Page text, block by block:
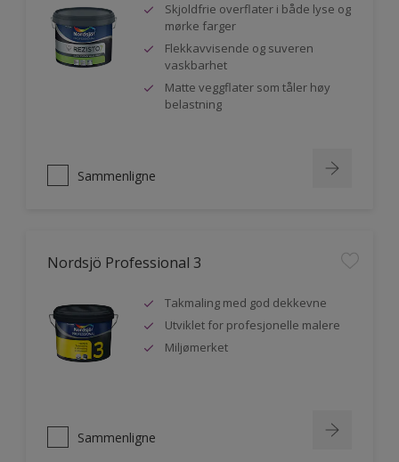
Skjoldfrie overflater i både lyse og
mørke farger
Flekkavvisende og suveren
vaskbarhet
Matte veggflater som tåler høy
belastning
Sammenligne
Nordsjö Professional 3
Takmaling med god dekkevne
Utviklet for profesjonelle malere
Miljømerket
Sammenligne